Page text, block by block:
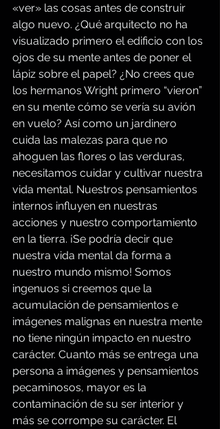
«ver» las cosas antes de construir
algo nuevo. ¿Qué arquitecto no ha
visualizado primero el edificio con los
ojos de su mente antes de poner el
lápiz sobre el papel? ¿No crees que
los hermanos Wright primero “vieron”
en su mente cómo se vería su avión
en vuelo? Así como un jardinero
cuida las malezas para que no
ahoguen las flores o las verduras,
necesitamos cuidar y cultivar nuestra
vida mental. Nuestros pensamientos
internos influyen en nuestras
acciones y nuestro comportamiento
en la tierra. ¡Se podría decir que
nuestra vida mental da forma a
nuestro mundo mismo! Somos
ingenuos si creemos que la
acumulación de pensamientos e
imágenes malignas en nuestra mente
no tiene ningún impacto en nuestro
carácter. Cuanto más se entrega una
persona a imágenes y pensamientos
pecaminosos, mayor es la
contaminación de su ser interior y
más se corrompe su carácter. El